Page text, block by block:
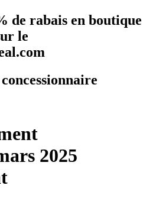
de rabais en boutique
le
2025